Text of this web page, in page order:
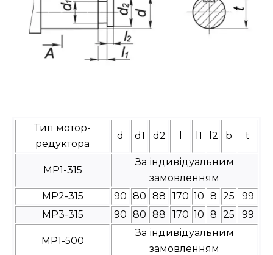
Тип мотор-
редуктора
d d1 d2 l1 l2 b t
МР1-315
За індивідуальним
замовленням
МР2-315
90 80 88 170 10 8 25
99
МР3-315
90 80 88 170 10 8 25 99
МР1-500
За індивідуальним
замовленням